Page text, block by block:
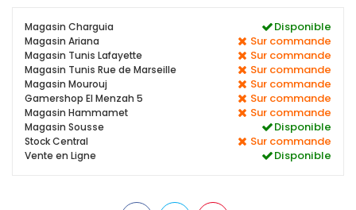
Magasin Charguia Disponible
Magasin Ariana Sur commande
Magasin Tunis Lafayette Sur commande
Magasin Tunis Rue de Marseille Sur commande
Magasin Mourouj Sur commande
Gamershop El Menzah 5 Sur commande
Magasin Hammamet Sur commande
Magasin Sousse Disponible
Stock Central Sur commande
Vente en Ligne Disponible